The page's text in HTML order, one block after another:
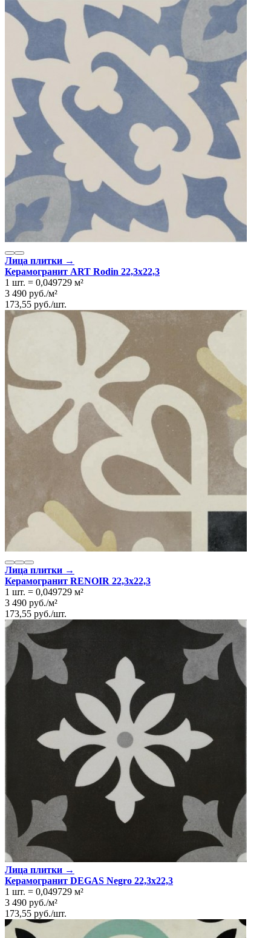
Лица плитки →
Керамогранит ART Rodin 22,3x22,3
1 шт. = 0,049729 м²
3 490 руб./м²
173,55 руб./шт.
Лица плитки →
Керамогранит RENOIR 22,3x22,3
1 шт. = 0,049729 м²
3 490 руб./м²
173,55 руб./шт.
Лица плитки →
Керамогранит DEGAS Negro 22,3x22,3
1 шт. = 0,049729 м²
3 490 руб./м²
173,55 руб./шт.